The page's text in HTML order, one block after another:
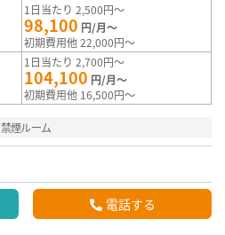
1日当たり 2,500円～
98,100 円/月～
初期費用他 22,000円～
1日当たり 2,700円～
104,100 円/月～
初期費用他 16,500円～
禁煙ルーム
電話する